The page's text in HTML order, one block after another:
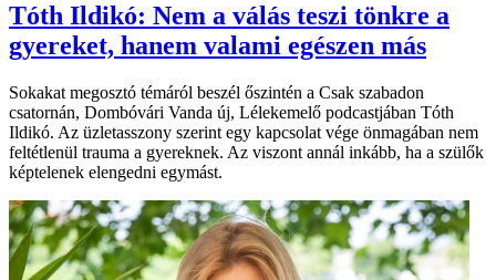
Tóth Ildikó: Nem a válás teszi tönkre a
gyereket, hanem valami egészen más
Sokakat megosztó témáról beszél őszintén a Csak szabadon
csatornán, Dombóvári Vanda új, Lélekemelő podcastjában Tóth
Ildikó. Az üzletasszony szerint egy kapcsolat vége önmagában nem
feltétlenül trauma a gyereknek. Az viszont annál inkább, ha a szülők
képtelenek elengedni egymást.